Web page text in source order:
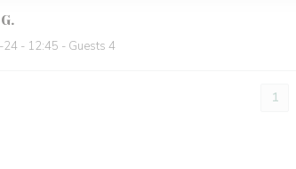
G
24 - 12:45 - Guests 4
1